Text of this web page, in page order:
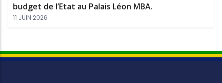
budget de l’Etat au Palais Léon MBA.
11 JUIN 2026